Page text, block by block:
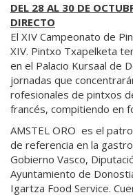
DEL 28 AL 30 DE
DIRECTO
El XIV Campeonato de
XIV. Pintxo Txapelketa
en el Palacio Kursaal de
jornadas que
rofesionales de pintxos
francés, compitiendo en
AMSTEL ORO es el
de referencia en la
Gobierno Vasco,
Ayuntamiento de
Igartza Food Service.